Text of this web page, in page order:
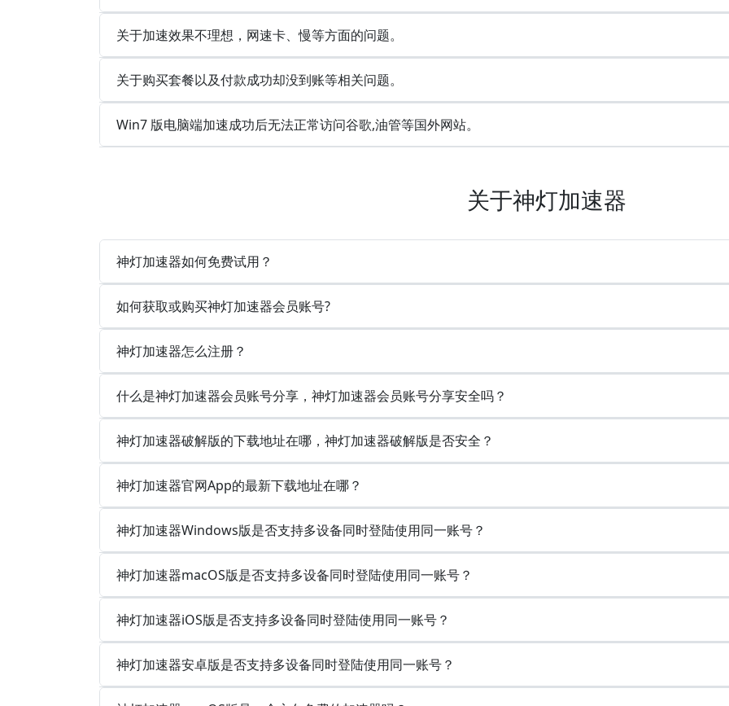
关于加速效果不理想，网速卡、慢等方面的问题。
关于购买套餐以及付款成功却没到账等相关问题。
Win7 版电脑端加速成功后无法正常访问谷歌,油管等国外网站。
关于神灯加速器
神灯加速器如何免费试用？
如何获取或购买神灯加速器会员账号?
神灯加速器怎么注册？
什么是神灯加速器会员账号分享，神灯加速器会员账号分享安全吗？
神灯加速器破解版的下载地址在哪，神灯加速器破解版是否安全？
神灯加速器官网App的最新下载地址在哪？
神灯加速器Windows版是否支持多设备同时登陆使用同一账号？
神灯加速器macOS版是否支持多设备同时登陆使用同一账号？
神灯加速器iOS版是否支持多设备同时登陆使用同一账号？
神灯加速器安卓版是否支持多设备同时登陆使用同一账号？